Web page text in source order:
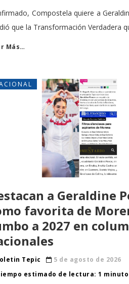
Compostela quiere a
que la Transformación Verdadera
Más…
a Geraldine
favorita de
a 2027 en
Tepic
5 de agosto de 2026
estimado de lectura: 1 minuto